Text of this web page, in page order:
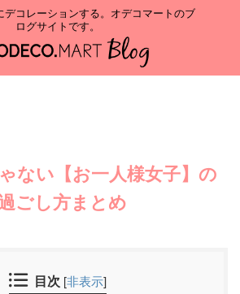
デコレーションする。オデコマートのブ
ログサイトです。
ない【お一人様女子】の
ごし方まとめ
目次 [非表示]